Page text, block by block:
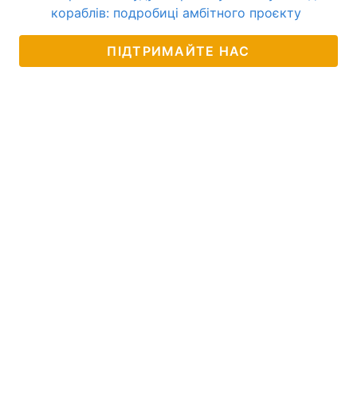
кораблів: подробиці амбітного проєкту
ПІДТРИМАЙТЕ НАС